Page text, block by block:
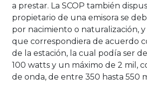
a prestar. La SCOP también
propietario de una emisora se
por nacimiento o naturalización,
que correspondiera de acuerdo
de la estación, la cual podía ser
100 watts y un máximo de 2 mil,
de onda, de entre 350 hasta 550